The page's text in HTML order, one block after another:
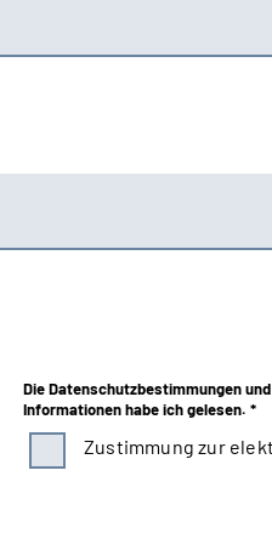
Die Datenschutzbestimmungen
Informationen habe ich gelesen. *
Zustimmung zur